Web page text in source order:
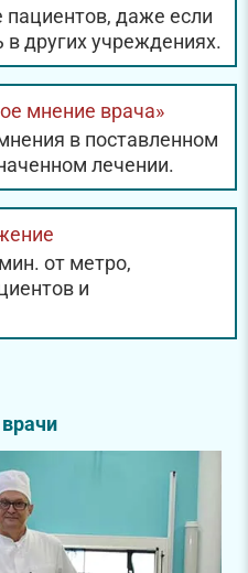
даже если
в других учреждениях.
мнение врача»
в поставленном
лечении.
от метро,
и